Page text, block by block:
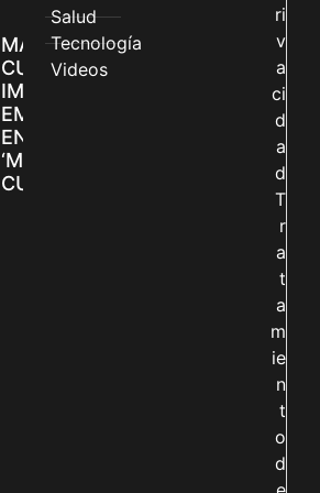
MADRES
CUIDADORAS
IMPULSAN SUS
EMPRENDIMIENTOS
EN LA FERIA
‘MANOS QUE
CUIDAN Y CREAN’
Salud
Tecnología
Videos
ri
v
a
ci
d
a
d
T
r
a
t
a
m
ie
n
t
o
d